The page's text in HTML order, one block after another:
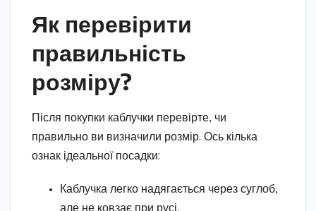
Як перевірити
правильність
розміру?
Після покупки каблучки перевірте, чи
правильно ви визначили розмір. Ось кілька
ознак ідеальної посадки:
Каблучка легко надягається через суглоб,